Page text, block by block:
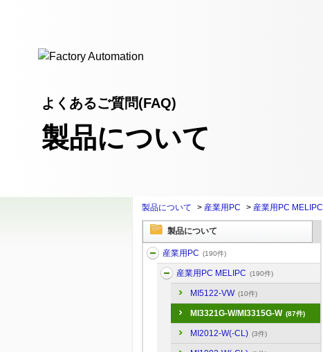
よくあるご質問(FAQ)
製品について
製品について > 産業用PC > 産業用PC MELIPC
製品について
産業用PC (190件)
産業用PC MELIPC (190件)
MI5122-VW (10件)
MI3321G-W/MI3315G-W (87件)
MI2012-W(-CL) (3件)